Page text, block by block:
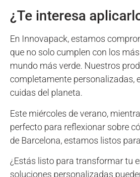
¿Te interesa
En Innovapack, estamos
que no solo cumplen con los
mundo más verde. Nuestros
completamente personalizadas,
cuidas del planeta.
Este miércoles de verano,
perfecto para reflexionar sobre
de Barcelona, estamos listos
¿Estás listo para transformar tu
soluciones personalizadas